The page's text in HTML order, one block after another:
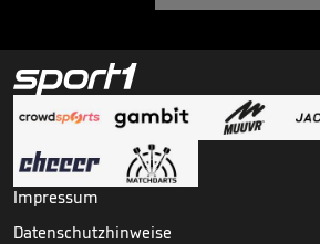
Impressum
Datenschutzhinweise